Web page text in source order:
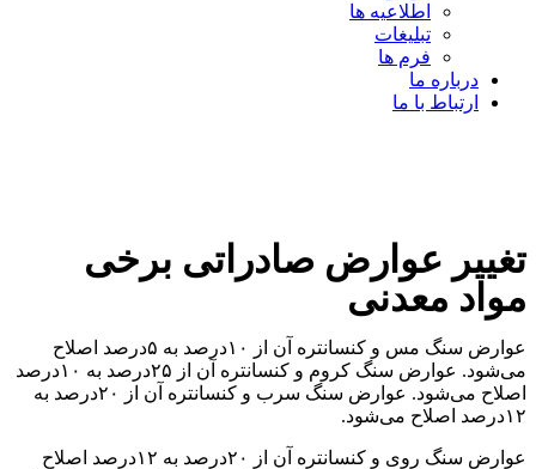
اطلاعیه ها
تبلیغات
فرم ها
درباره ما
ارتباط با ما
تغییر عوارض صادراتی برخی
مواد معدنی
عوارض سنگ مس و کنسانتره آن از ۱۰درصد به ۵درصد اصلاح
می‌شود. عوارض سنگ کروم و کنسانتره آن از ۲۵درصد به ۱۰درصد
اصلاح می‌شود. عوارض سنگ سرب و کنسانتره آن از ۲۰درصد به
۱۲درصد اصلاح می‌شود.
عوارض سنگ روی و کنسانتره آن از ۲۰درصد به ۱۲درصد اصلاح